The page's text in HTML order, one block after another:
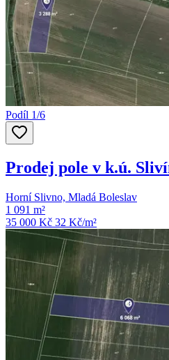
Podíl 1/6
Prodej pole v k.ú.
Horní Slivno, Mladá Boleslav
1 091 m²
35 000 Kč 32 Kč/m²